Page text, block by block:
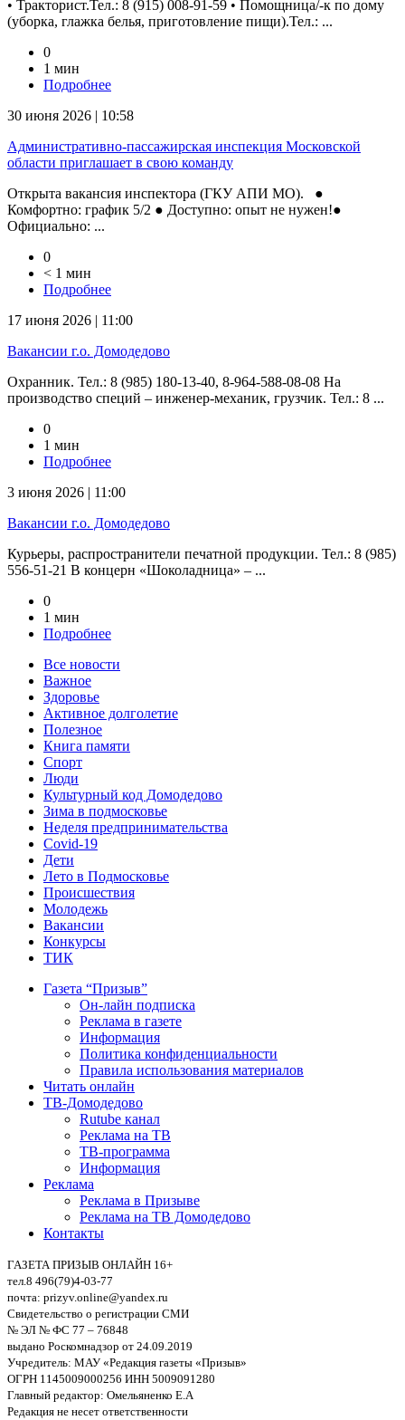
• Тракторист.Тел.: 8 (915) 008-91-59 • Помощница/-к по дому
(уборка, глажка белья, приготовление пищи).Тел.: ...
0
1 мин
Подробнее
30 июня 2026 | 10:58
Административно-пассажирская инспекция Московской
области приглашает в свою команду
Открыта вакансия инспектора (ГКУ АПИ МО). ●
Комфортно: график 5/2 ● Доступно: опыт не нужен!●
Официально: ...
0
< 1 мин
Подробнее
17 июня 2026 | 11:00
Вакансии г.о. Домодедово
Охранник. Тел.: 8 (985) 180-13-40, 8-964-588-08-08 На
производство специй – инженер-механик, грузчик. Тел.: 8 ...
0
1 мин
Подробнее
3 июня 2026 | 11:00
Вакансии г.о. Домодедово
Курьеры, распространители печатной продукции. Тел.: 8 (985)
556-51-21 В концерн «Шоколадница» – ...
0
1 мин
Подробнее
Все новости
Важное
Здоровье
Активное долголетие
Полезное
Книга памяти
Спорт
Люди
Культурный код Домодедово
Зима в подмосковье
Неделя предпринимательства
Covid-19
Дети
Лето в Подмосковье
Происшествия
Молодежь
Вакансии
Конкурсы
ТИК
Газета “Призыв”
Он-лайн подписка
Реклама в газете
Информация
Политика конфиденциальности
Правила использования материалов
Читать онлайн
ТВ-Домодедово
Rutube канал
Реклама на ТВ
ТВ-программа
Информация
Реклама
Реклама в Призыве
Реклама на ТВ Домодедово
Контакты
ГАЗЕТА ПРИЗЫВ ОНЛАЙН 16+
тел.8 496(79)4-03-77
почта: prizyv.online@yandex.ru
Свидетельство о регистрации СМИ
№ ЭЛ № ФС 77 – 76848
выдано Роскомнадзор от 24.09.2019
Учредитель: МАУ «Редакция газеты «Призыв»
ОГРН 1145009000256 ИНН 5009091280
Главный редактор: Омельяненко Е.А
Редакция не несет ответственности